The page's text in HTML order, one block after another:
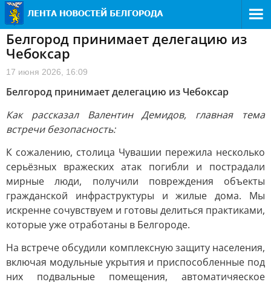
Белгород принимает делегацию из
Чебоксар
17 июня 2026, 16:09
Белгород принимает делегацию из Чебоксар
Как рассказал Валентин Демидов, главная тема
встречи безопасность:
К сожалению, столица Чувашии пережила несколько
серьёзных вражеских атак погибли и пострадали
мирные люди, получили повреждения объекты
гражданской инфраструктуры и жилые дома. Мы
искренне сочувствуем и готовы делиться практиками,
которые уже отработаны в Белгороде.
На встрече обсудили комплексную защиту населения,
включая модульные укрытия и приспособленные под
них подвальные помещения, автоматичяеское